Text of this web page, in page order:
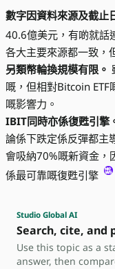
數字因資料來源及截止
40.6億美元，有啲就話
各大主要來源都一致，
另類幣輪換規模有限。
嘅，但相對Bitcoin
嘅影響力。
IBIT同時亦係復甦引擎
論係下跌定係反彈都
會吸納70%嘅新資金，
係最可靠嘅復甦引擎
Studio Global AI
Search, cite, and
Use this topic as a
answer, then